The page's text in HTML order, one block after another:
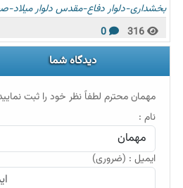
بخشداری-دلواردفاع-مقدسدلوارمیلاد-
دیدگاه شما
مهمان محترم لطفاً نظر خود را ثبت
نام :
ایمیل : (ضروری)